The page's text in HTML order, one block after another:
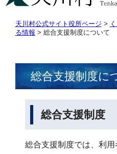
天川村公式サイト役所ページ >
る情報 > 総合支援制度について
総合支援制度に
総合支援制度
総合支援制度では、利